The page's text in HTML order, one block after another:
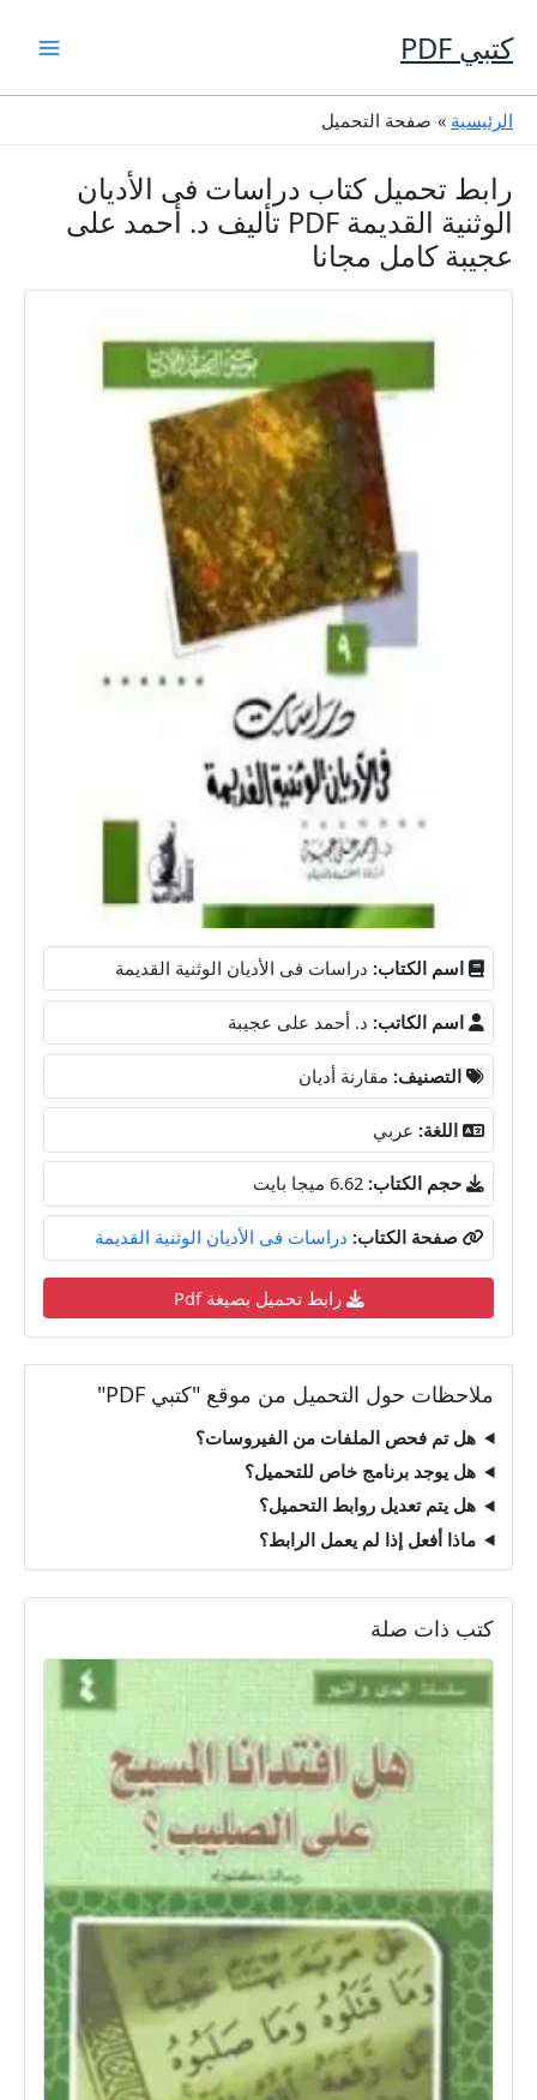
إلى
المحتوى
كتبي PDF
الرئيسية صفحة التحميل
رابط تحميل كتاب دراسات فى الأديان
الوثنية القديمة PDF تأليف د. أحمد على
عجيبة كامل مجانا
اسم الكتاب: دراسات فى الأديان الوثنية القديمة
اسم الكاتب: د. أحمد على عجيبة
التصنيف: مقارنة أديان
اللغة: عربي
حجم الكتاب: 6.62 ميجا بايت
صفحة الكتاب: دراسات فى الأديان الوثنية القديمة
رابط تحميل بصيغة Pdf
ملاحظات حول التحميل من موقع "كتبي PDF"
هل تم فحص الملفات من الفيروسات؟
هل يوجد برنامج خاص للتحميل؟
هل يتم تعديل روابط التحميل؟
ماذا أفعل إذا لم يعمل الرابط؟
كتب ذات صلة